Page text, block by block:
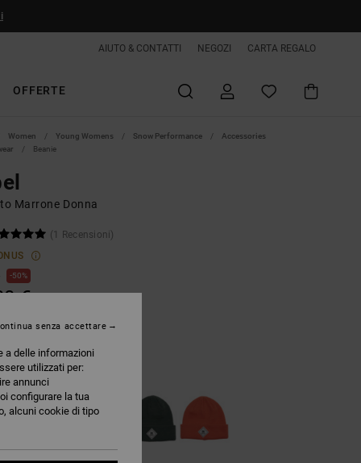
AIUTO & CONTATTI NEGOZI CARTA REGALO
OFFERTE
Women Young Womens Snow Performance
Accessories
Beanie
Marrone Donna
(1 Recensioni)
50%
€
a delle informazioni
utilizzati per:
annunci
configurare la tua
alcuni cookie di tipo
senza accettare